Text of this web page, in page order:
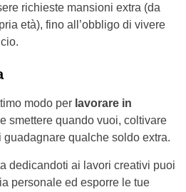
richieste mansioni extra (da
età), fino all’obbligo di vivere
modo per lavorare in
smettere quando vuoi, coltivare
guadagnare qualche soldo extra.
dedicandoti ai lavori creativi puoi
personale ed esporre le tue